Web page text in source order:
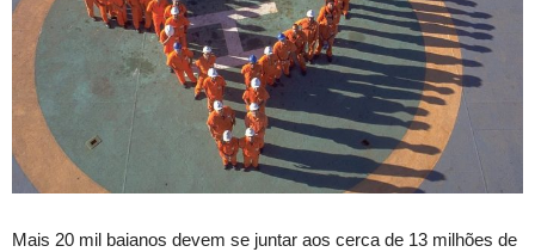
Mais 20 mil baianos devem se juntar aos cerca de 13 milhões de